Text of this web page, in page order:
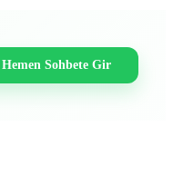
Hemen Sohbete Gir